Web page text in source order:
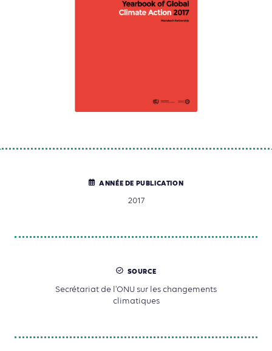
ANNÉE DE PUBLICATION
2017
SOURCE
Secrétariat de l'ONU sur les changements
climatiques